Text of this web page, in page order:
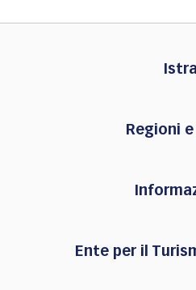
Istra
Regioni
Ente per il